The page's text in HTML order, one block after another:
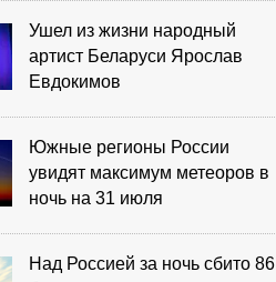
Ушел из жизни народный
артист Беларуси Ярослав
Евдокимов
Южные регионы России
увидят максимум метеоров в
ночь на 31 июля
Над Россией за ночь сбито 86